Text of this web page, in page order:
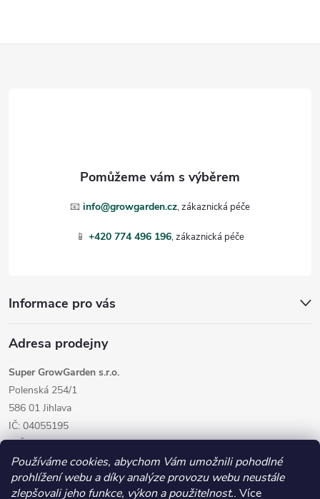
Používáme cookies, abychom Vám umožnili pohodlné
prohlížení webu a díky analýze provozu webu neustále
zlepšovali jeho funkce, výkon a použitelnost.. Více
v
📧 info@growgarden.cz
📱 +420 774 496 196
Informace pro vás
Adresa prodejny
Super GrowGarden s.r.o.
Polenská 254/1
586 01 Jihlava
IČ: 04055195
DIČ: CZ04055195